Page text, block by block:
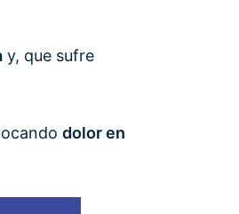
y, que sufre
dolor en